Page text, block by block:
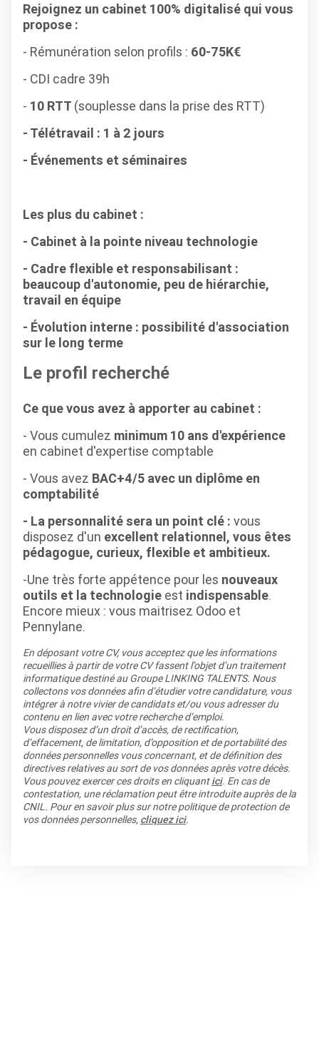
Rejoignez un cabinet 100% digitalisé qui vous
propose :
- Rémunération selon profils : 60-75K€
- CDI cadre 39h
- 10 RTT (souplesse dans la prise des RTT)
- Télétravail : 1 à 2 jours
- Événements et séminaires
Les plus du cabinet :
- Cabinet à la pointe niveau technologie
- Cadre flexible et responsabilisant :
beaucoup d'autonomie, peu de hiérarchie,
travail en équipe
- Évolution interne : possibilité d'association
sur le long terme
Le profil recherché
Ce que vous avez à apporter au cabinet :
- Vous cumulez minimum 10 ans d'expérience
en cabinet d'expertise comptable
- Vous avez BAC+4/5 avec un diplôme en
comptabilité
- La personnalité sera un point clé : vous
disposez d'un excellent relationnel, vous êtes
pédagogue, curieux, flexible et ambitieux.
-Une très forte appétence pour les nouveaux
outils et la technologie est indispensable.
Encore mieux : vous maitrisez Odoo et
Pennylane.
En déposant votre CV, vous acceptez que les informations
recueillies à partir de votre CV fassent l’objet d’un traitement
informatique destiné au Groupe LINKING TALENTS. Nous
collectons vos données afin d’étudier votre candidature, vous
intégrer à notre vivier de candidats et/ou vous adresser du
contenu en lien avec votre recherche d’emploi.
Vous disposez d’un droit d’accès, de rectification,
d’effacement, de limitation, d’opposition et de portabilité des
données personnelles vous concernant, et de définition des
directives relatives au sort de vos données après votre décès.
Vous pouvez exercer ces droits en cliquantici. En cas de
contestation, une réclamation peut être introduite auprès de la
CNIL. Pour en savoir plus sur notre politique de protection de
vos données personnelles, cliquez ici.